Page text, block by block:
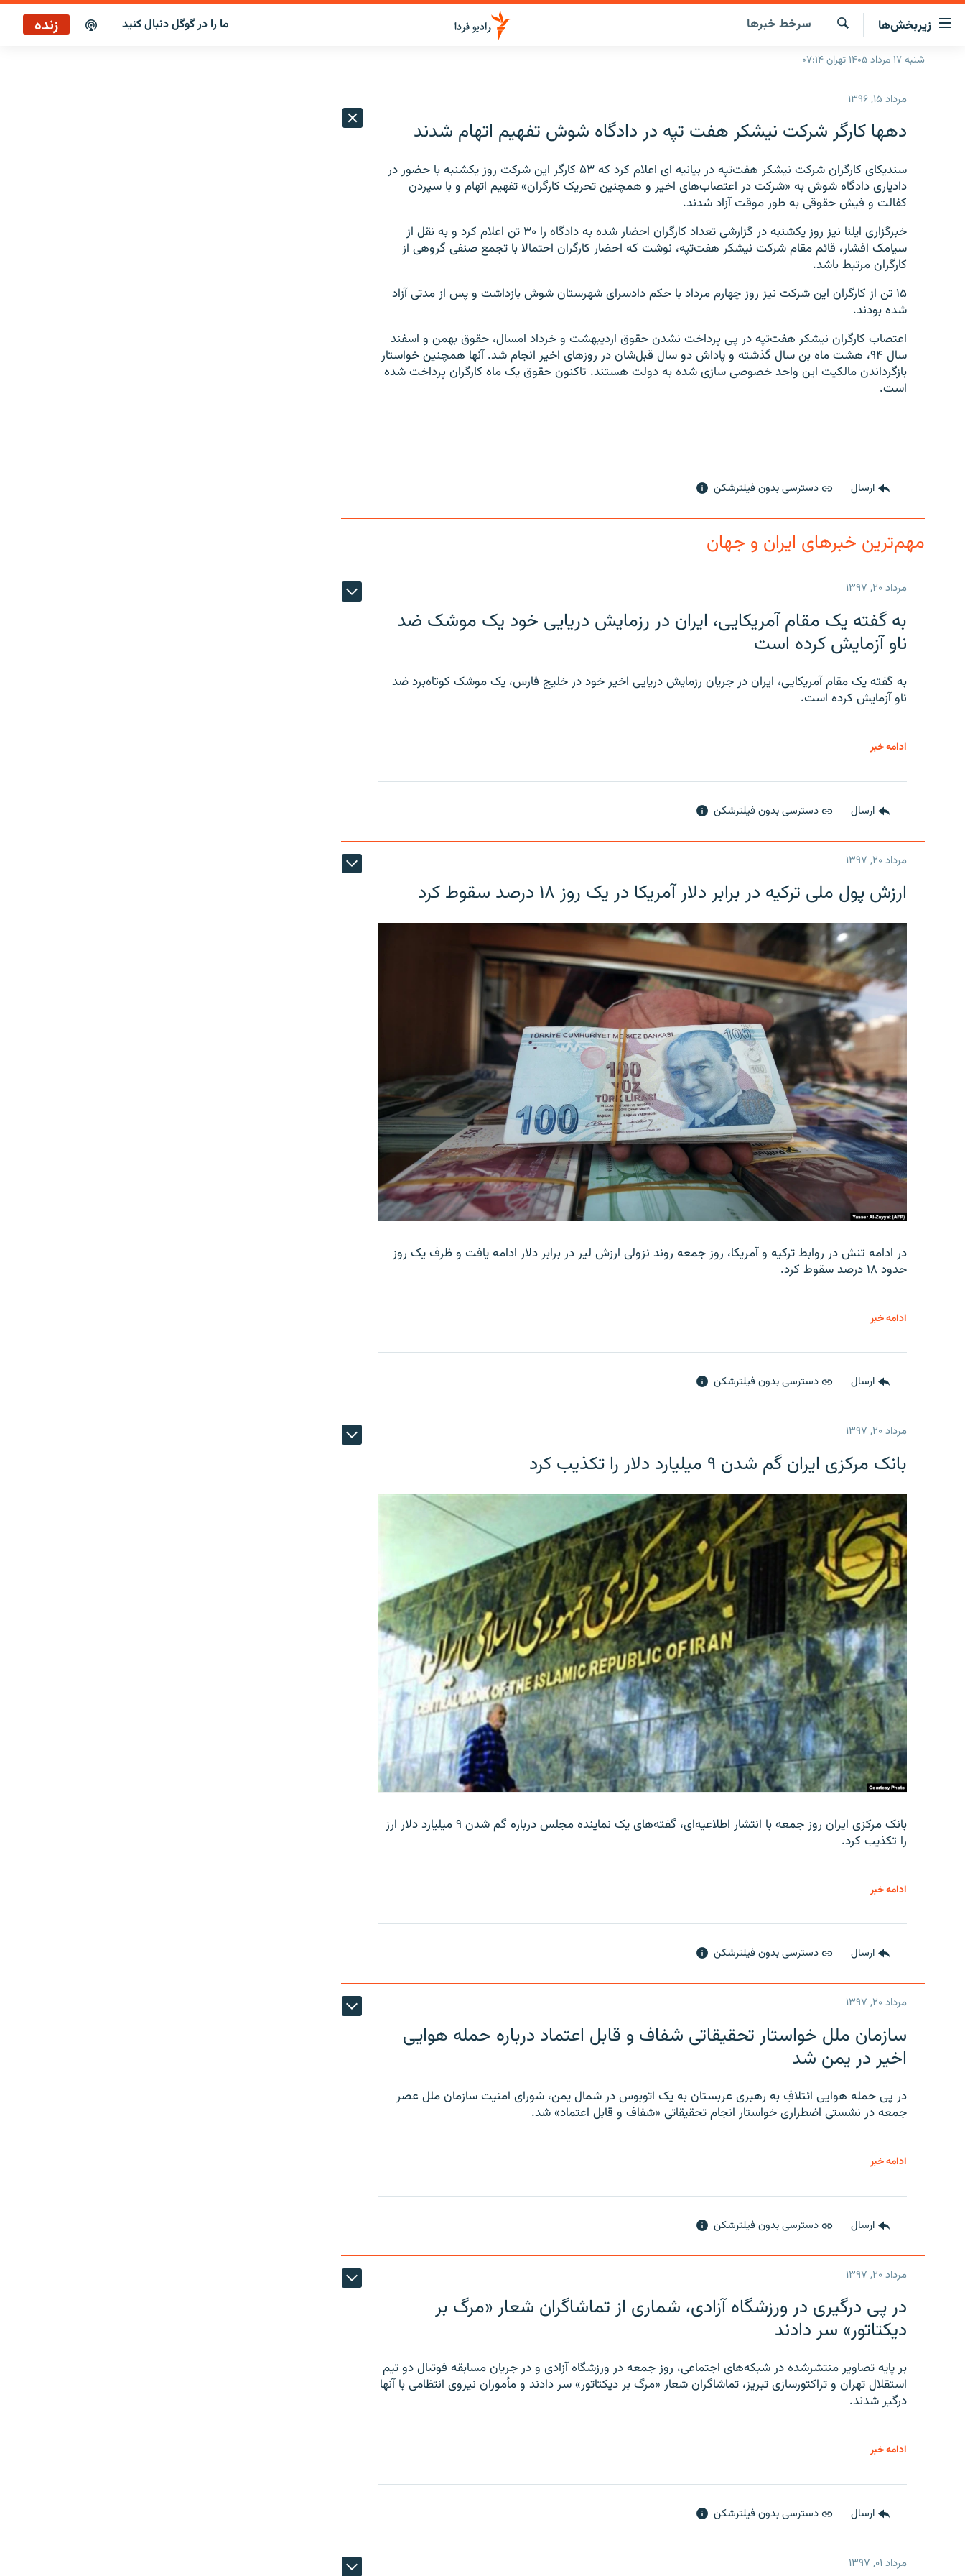
لینک‌های
قابلیت
دسترسی
زیربخش‌ها
صفحه اصلی
انتخاب کنید و بشنوید
برنامه‌های رادیویی
چندرسانه‌ای
گزارش‌های ویدئویی
جستجو
سرخط‌ خبرها ما را در گوگل دنبال کنید زنده
شنبه ۱۷ مرداد ۱۴۰۵ تهران ۰۷:۱۴
مرداد ۱۵, ۱۳۹۶
دهها کارگر شرکت نیشکر هفت تپه در دادگاه شوش تفهیم اتهام شدند
سندیکای کارگران شرکت نیشکر هفت‌تپه در بیانیه ای اعلام کرد که ۵۳ کارگر این شرکت روز یکشنبه با حضور در
دادیاری دادگاه شوش به «شرکت در اعتصاب‌های اخیر و همچنین تحریک کارگران» تفهیم اتهام و با سپردن
کفالت و فیش حقوقی به طور موقت آزاد شدند.
خبرگزاری ایلنا نیز روز یکشنبه در گزارشی تعداد کارگران احضار شده به دادگاه را ۳۰ تن اعلام کرد و به نقل از
سیامک افشار، قائم مقام شرکت نیشکر هفت‌تپه، نوشت که احضار کارگران احتمالا با تجمع صنفی گروهی از
کارگران مرتبط باشد.
۱۵ تن از کارگران این شرکت نیز روز چهارم مرداد با حکم دادسرای شهرستان شوش بازداشت و پس از مدتی آزاد
شده بودند.
اعتصاب کارگران نیشکر هفت‌تپه در پی پرداخت نشدن حقوق اردیبهشت و خرداد امسال، حقوق بهمن و اسفند
سال ۹۴، هشت ماه بن سال گذشته و پاداش دو سال قبل‌شان در روزهای اخیر انجام شد. آنها همچنین خواستار
بازگرداندن مالکیت این واحد خصوصی سازی شده به دولت هستند. تاکنون حقوق یک ماه کارگران پرداخت شده
است.
ارسال دسترسی بدون فیلترشکن
مهم‌ترین خبرهای ایران و جهان
مرداد ۲۰, ۱۳۹۷
به گفته یک مقام آمریکایی، ایران در رزمایش دریایی خود یک موشک ضد
ناو آزمایش کرده است
به گفته یک مقام آمریکایی، ایران در جریان رزمایش دریایی اخیر خود در خلیج فارس، یک موشک کوتاه‌برد ضد
ناو آزمایش کرده است.
ادامه خبر
ارسال دسترسی بدون فیلترشکن
مرداد ۲۰, ۱۳۹۷
ارزش پول ملی ترکیه در برابر دلار آمریکا در یک روز ۱۸ درصد سقوط کرد
در ادامه تنش در روابط ترکیه و آمریکا، روز جمعه روند نزولی ارزش لیر در برابر دلار ادامه یافت و ظرف یک روز
حدود ۱۸ درصد سقوط کرد.
ادامه خبر
ارسال دسترسی بدون فیلترشکن
مرداد ۲۰, ۱۳۹۷
بانک مرکزی ایران گم شدن ۹ میلیارد دلار را تکذیب کرد
بانک مرکزی ایران روز جمعه با انتشار اطلاعیه‌ای، گفته‌های یک نماینده مجلس درباره گم شدن ۹ میلیارد دلار ارز
را تکذیب کرد.
ادامه خبر
ارسال دسترسی بدون فیلترشکن
مرداد ۲۰, ۱۳۹۷
سازمان ملل خواستار تحقیقاتی شفاف و قابل اعتماد درباره حمله هوایی
اخیر در یمن شد
در پی حمله هوایی ائتلافِ به رهبری عربستان به یک اتوبوس در شمال یمن، شورای امنیت سازمان ملل عصر
جمعه در نشستی اضطراری خواستار انجام تحقیقاتی «شفاف و قابل اعتماد» شد.
ادامه خبر
ارسال دسترسی بدون فیلترشکن
مرداد ۲۰, ۱۳۹۷
در پی درگیری در ورزشگاه آزادی، شماری از تماشاگران شعار «مرگ بر
دیکتاتور» سر دادند
بر پایه تصاویر منتشرشده در شبکه‌های اجتماعی، روز جمعه در ورزشگاه آزادی و در جریان مسابقه فوتبال دو تیم
استقلال تهران و تراکتورسازی تبریز، تماشاگران شعار «مرگ بر دیکتاتور» سر دادند و مأموران نیروی انتظامی با آنها
درگیر شدند.
ادامه خبر
ارسال دسترسی بدون فیلترشکن
مرداد ۰۱, ۱۳۹۷